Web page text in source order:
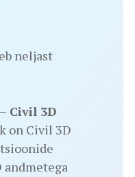
neljast
Civil 3D
on Civil 3D
andmetega